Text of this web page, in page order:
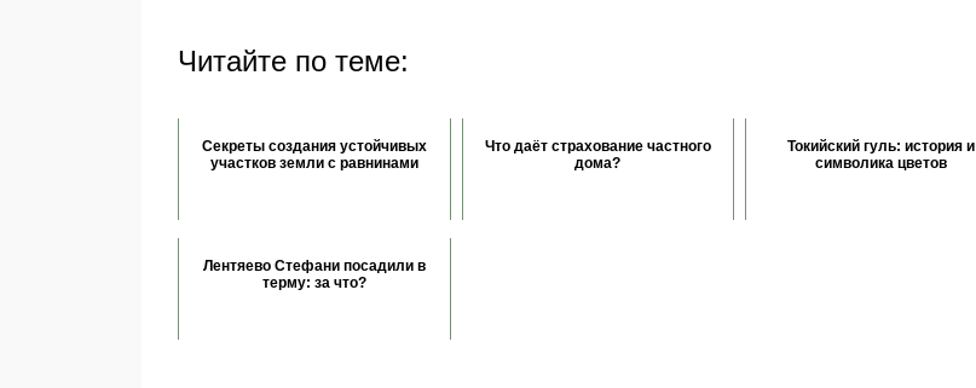
Читайте по теме:
Секреты создания устойчивых
участков земли с равнинами
Что даёт страхование частного
дома?
Токийский гуль: история и
символика цветов
Лентяево Стефани посадили в
терму: за что?